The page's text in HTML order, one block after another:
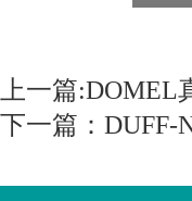
上一篇:DOMEL
下一篇： DUFF-